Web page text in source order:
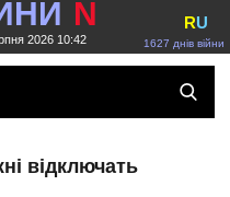
N
2026 10:42 1627 днів війни
RU
відключать